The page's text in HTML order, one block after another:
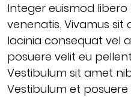
Integer euismod
venenatis. Vivamus sit
lacinia consequat vel
posuere velit eu
Vestibulum sit amet
Vestibulum et